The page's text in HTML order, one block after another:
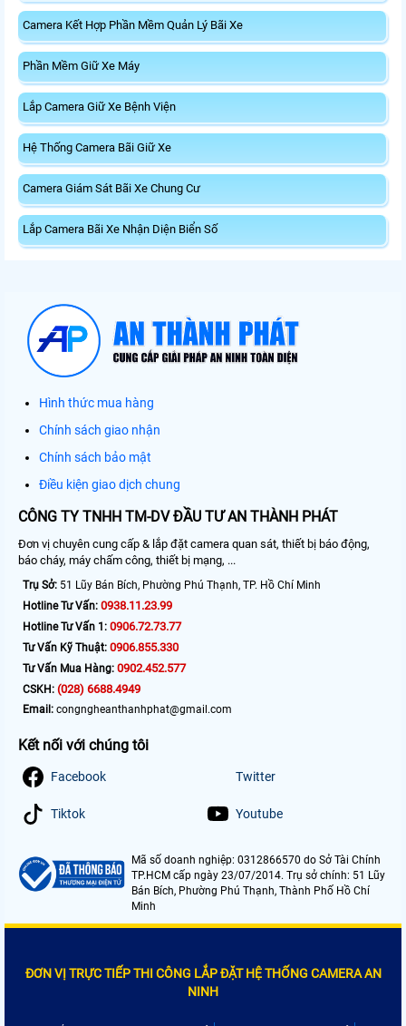
Camera Kết Hợp Phần Mềm Quản Lý Bãi Xe
Phần Mềm Giữ Xe Máy
Lắp Camera Giữ Xe Bệnh Viện
Hệ Thống Camera Bãi Giữ Xe
Camera Giám Sát Bãi Xe Chung Cư
Lắp Camera Bãi Xe Nhận Diện Biển Số
Hình thức mua hàng
Chính sách giao nhận
Chính sách bảo mật
Điều kiện giao dịch chung
CÔNG TY TNHH TM-DV ĐẦU TƯ AN THÀNH PHÁT
Đơn vị chuyên cung cấp & lắp đặt camera quan sát, thiết bị báo động,
báo cháy, máy chấm công, thiết bị mạng, ...
Trụ Sở: 51 Lũy Bán Bích, Phường Phú Thạnh, TP. Hồ Chí Minh
Hotline Tư Vấn: 0938.11.23.99
Hotline Tư Vấn 1: 0906.72.73.77
Tư Vấn Kỹ Thuật: 0906.855.330
Tư Vấn Mua Hàng: 0902.452.577
CSKH: (028) 6688.4949
Email: congngheanthanhphat@gmail.com
Kết nối với chúng tôi
Facebook Twitter
Tiktok Youtube
Mã số doanh nghiệp: 0312866570 do Sở Tài Chính
TP.HCM cấp ngày 23/07/2014. Trụ sở chính: 51 Lũy
Bán Bích, Phường Phú Thạnh, Thành Phố Hồ Chí
Minh
ĐƠN VỊ TRỰC TIẾP THI CÔNG LẮP ĐẶT HỆ THỐNG CAMERA AN
NINH